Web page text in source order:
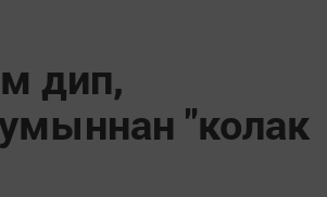
дип,
"колак